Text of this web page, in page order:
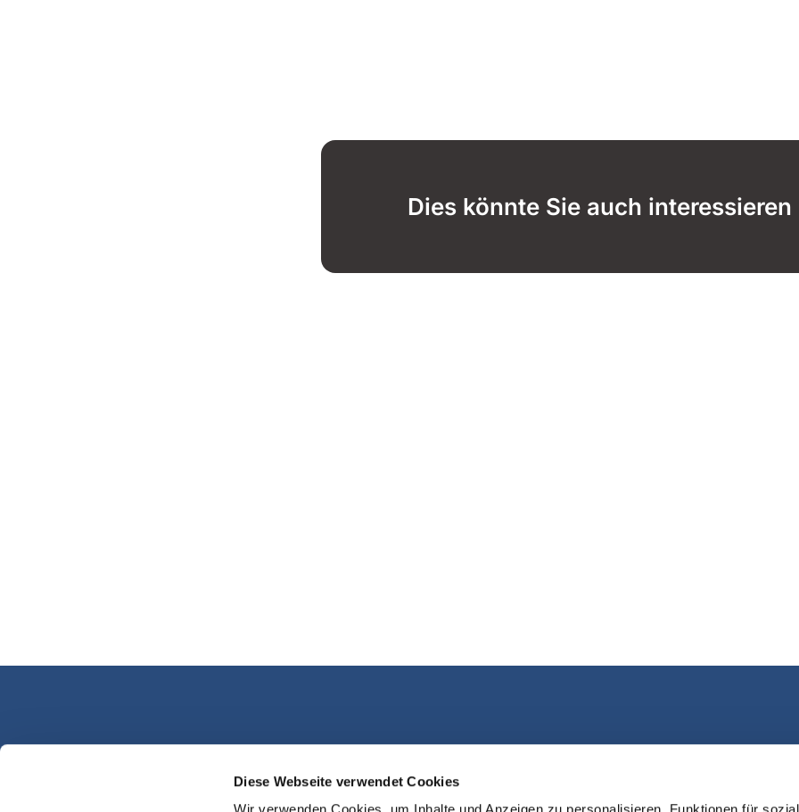
Diese Webseite verwendet Cookies
Dies könnte Sie auch interessieren
Kassel Martinsplatz